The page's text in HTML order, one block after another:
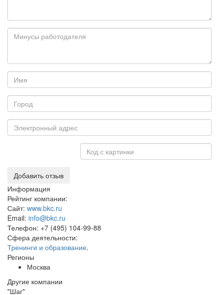
Добавить отзыв
Информация
Рейтинг компании:
Сайт: www.bkc.ru
Email: info@bkc.ru
Телефон: +7 (495) 104-99-88
Сфера деятельности:
Тренинги и образование.
Регионы
Москва
Другие компании
"Шаг"